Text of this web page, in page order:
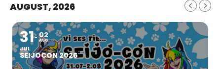
AUGUST, 2026
31
JUL
02
AUG
SEIJOCON 2026